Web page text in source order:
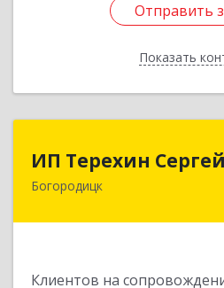
Отправить
Показать
Отправить
Назад
ИП Терехин
Богородицк
Клиентов на
ИП Терехин
301831, Тульская